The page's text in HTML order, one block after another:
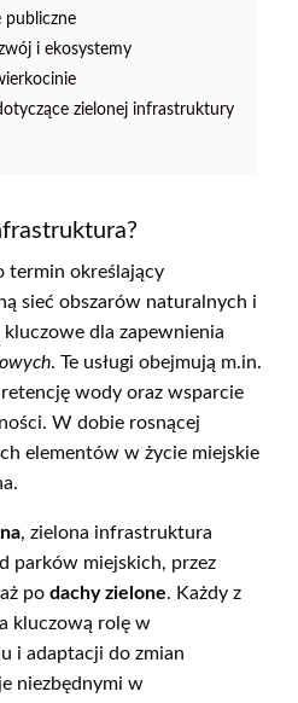
publiczne
i ekosystemy
zielonej infrastruktury
termin określający
sieć obszarów naturalnych i
dla zapewnienia
. Te usługi obejmują m.in.
wody oraz wsparcie
W dobie rosnącej
elementów w życie miejskie
, zielona infrastruktura
parków miejskich, przez
po dachy zielone. Każdy z
kluczową rolę w
i adaptacji do zmian
niezbędnymi w